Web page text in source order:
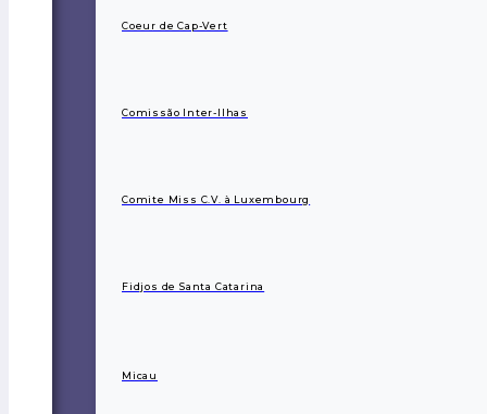
Coeur de Cap-Vert
Comissão Inter-Ilhas
Comite Miss C.V. à Luxembourg
Fidjos de Santa Catarina
Micau